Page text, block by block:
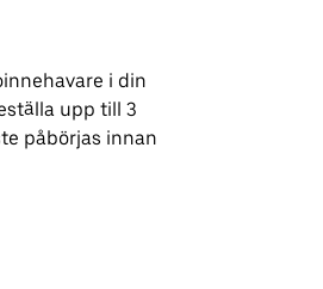
i din
upp till 3
påbörjas innan